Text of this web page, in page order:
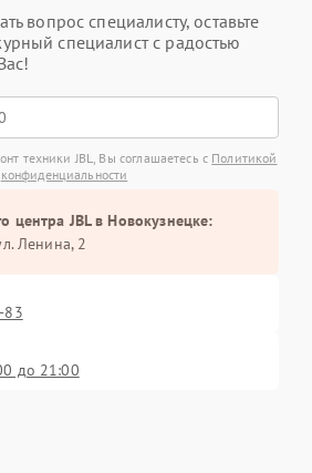
вопрос специалисту, оставьте
специалист с радостью
техники JBL, Вы соглашаетесь с Политикой
конфиденциальности
центра JBL в Новокузнецке:
Ленина, 2
83
до 21:00